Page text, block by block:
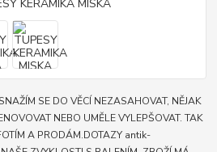
SE DO VĚCÍ NEZASAHOVAT, NĚJAK
NEBO UMĚLE VYLEPŠOVAT. TAK
A PRODÁM.DOTAZY antik-